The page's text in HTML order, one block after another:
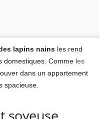
lapins nains les rend
domestiques. Comme les
dans un appartement
spacieuse.
soyeuse,